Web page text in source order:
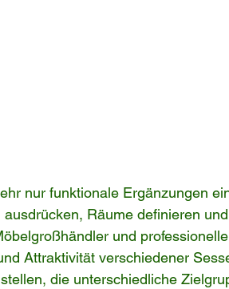
nur funktionale Ergänzungen
Räume definieren
und
Attraktivität verschiedener
die unterschiedliche